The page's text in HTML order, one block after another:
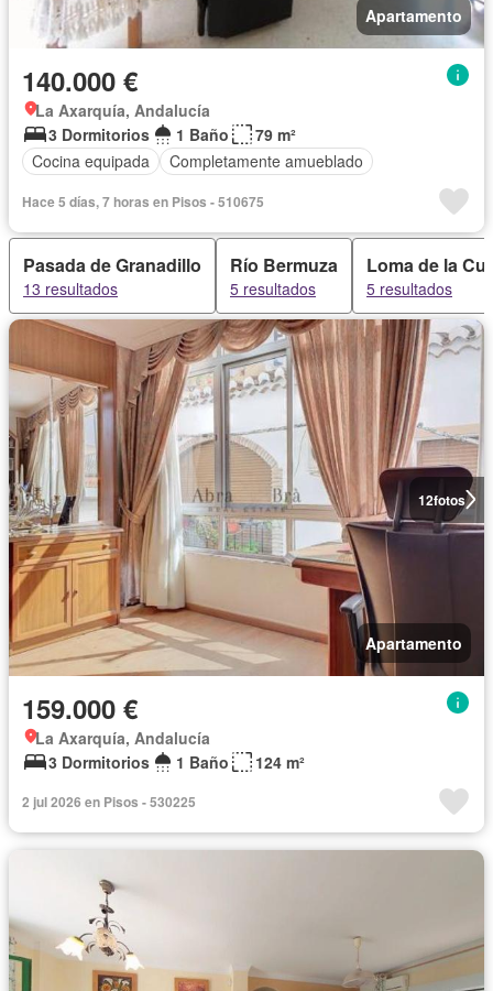
Apartamento
140.000 €
La Axarquía, Andalucía
3 Dormitorios
1 Baño
79 m²
Cocina equipada
Completamente amueblado
Hace 5 días, 7 horas en Pisos - 510675
Pasada de Granadillo
13 resultados
Río Bermuza
5 resultados
Loma de la
5 resultados
12fotos
Apartamento
159.000 €
La Axarquía, Andalucía
3 Dormitorios
1 Baño 124 m²
2 jul 2026 en Pisos - 530225